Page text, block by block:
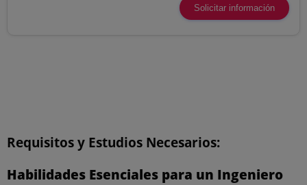
Solicitar información
Requisitos y Estudios Necesarios:
Habilidades Esenciales para un Ingeniero